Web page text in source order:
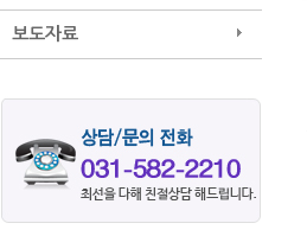
보도자료